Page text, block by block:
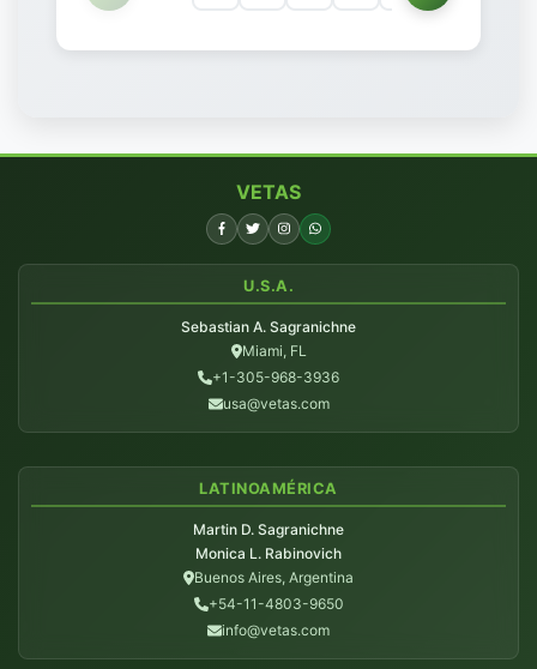
VETAS
U.S.A.
Sebastian A. Sagranichne
Miami, FL
+1-305-968-3936
usa@vetas.com
LATINOAMÉRICA
Martin D. Sagranichne
Monica L. Rabinovich
Buenos Aires, Argentina
+54-11-4803-9650
info@vetas.com